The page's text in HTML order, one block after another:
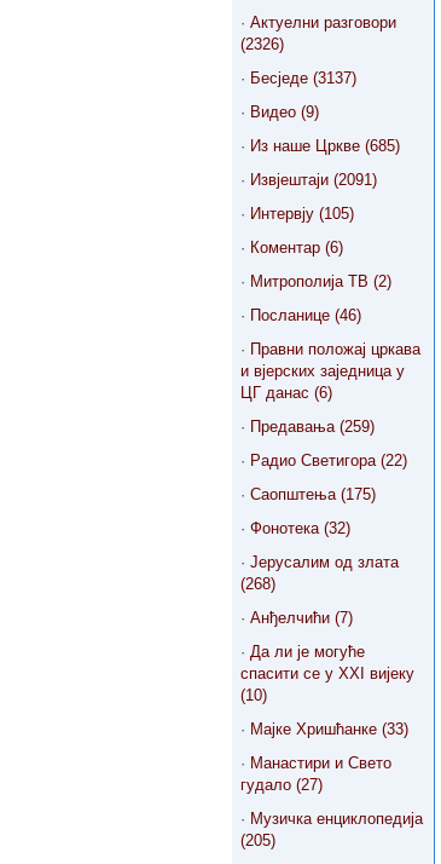
· Актуелни разговори
(2326)
· Бесједе (3137)
· Видео (9)
· Из наше Цркве (685)
· Извјештаји (2091)
· Интервју (105)
· Коментар (6)
· Митрополија ТВ (2)
· Посланице (46)
· Правни положај цркава
и вјерских заједница у
ЦГ данас (6)
· Предавања (259)
· Радио Светигора (22)
· Саопштења (175)
· Фонотека (32)
· Јерусалим од злата
(268)
· Анђелчићи (7)
· Да ли је могуће
спасити се у XXI вијеку
(10)
· Мајке Хришћанке (33)
· Манастири и Свето
гудало (27)
· Музичка енциклопедија
(205)